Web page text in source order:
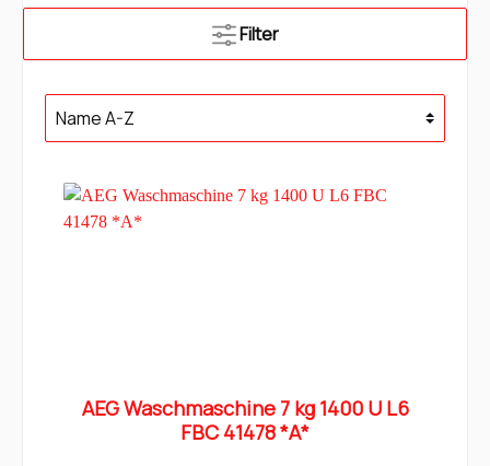
Filter
AEG Waschmaschine 7 kg 1400 U L6
FBC 41478 *A*